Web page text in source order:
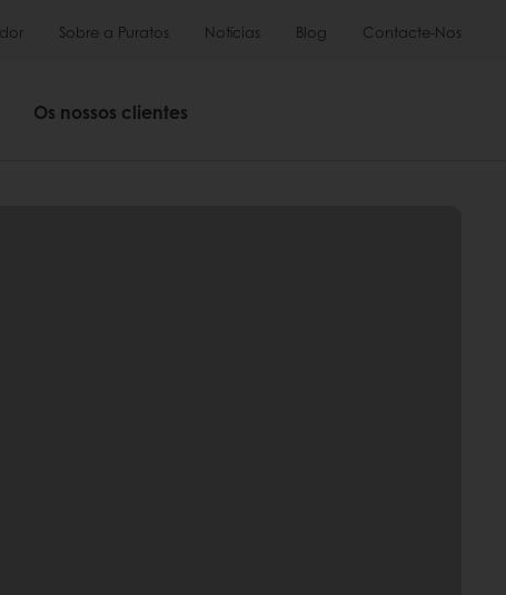
Sobre a Puratos Notícias Blog Contacte-Nos
Os nossos clientes